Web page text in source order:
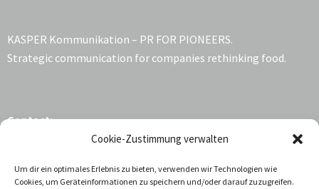
Cookie-Zustimmung verwalten
Um dir ein optimales Erlebnis zu bieten, verwenden wir Technologien wie
Cookies, um Geräteinformationen zu speichern und/oder darauf zuzugreifen.
KASPER Kommunikation – PR FOR PIONEERS.
Strategic communication for companies rethinking food.
Contact:
Jarrestrasse 68